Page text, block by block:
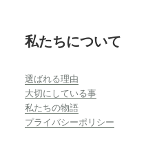
Footer
私たちについて
選ばれる理由
大切にしている事
私たちの物語
プライバシーポリシー